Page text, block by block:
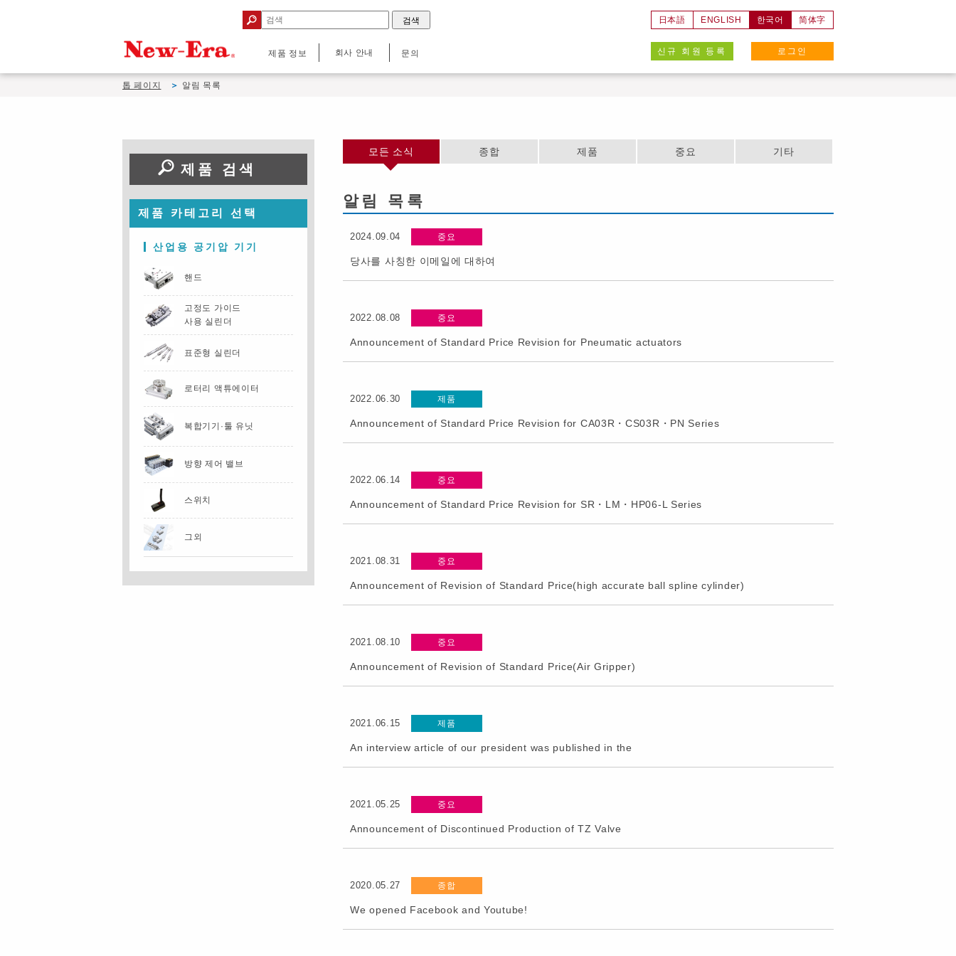
제품 정보 회사 안내 문의
日本語 ENGLISH 한국어 简体字
신규 회원 등록 로그인
톱 페이지 알림 목록
모든 소식 종합 제품 중요 기타
알림 목록
2024.09.04 중요
당사를 사칭한 이메일에 대하여
2022.08.08 중요
Announcement of Standard Price Revision for Pneumatic actuators
2022.06.30 제품
Announcement of Standard Price Revision for CA03R・CS03R・PN Series
2022.06.14 중요
Announcement of Standard Price Revision for SR・LM・HP06-L Series
2021.08.31 중요
Announcement of Revision of Standard Price(high accurate ball spline cylinder)
2021.08.10 중요
Announcement of Revision of Standard Price(Air Gripper)
2021.06.15 제품
An interview article of our president was published in the
2021.05.25 중요
Announcement of Discontinued Production of TZ Valve
2020.05.27 종합
We opened Facebook and Youtube!
제품 검색
제품 카테고리 선택
산업용 공기압 기기
핸드
고정도 가이드
사용 실린더
표준형 실린더
로터리 액튜에이터
복합기기·툴 유닛
방향 제어 밸브
스위치
그외